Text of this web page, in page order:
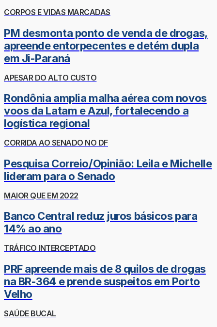
CORPOS E VIDAS MARCADAS
PM desmonta ponto de venda de drogas,
apreende entorpecentes e detém dupla
em Ji-Paraná
APESAR DO ALTO CUSTO
Rondônia amplia malha aérea com novos
voos da Latam e Azul, fortalecendo a
logística regional
CORRIDA AO SENADO NO DF
Pesquisa Correio/Opinião: Leila e Michelle
lideram para o Senado
MAIOR QUE EM 2022
Banco Central reduz juros básicos para
14% ao ano
TRÁFICO INTERCEPTADO
PRF apreende mais de 8 quilos de drogas
na BR-364 e prende suspeitos em Porto
Velho
SAÚDE BUCAL